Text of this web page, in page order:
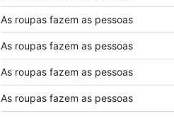
As roupas fazem as pessoas
As roupas fazem as pessoas
As roupas fazem as pessoas
As roupas fazem as pessoas